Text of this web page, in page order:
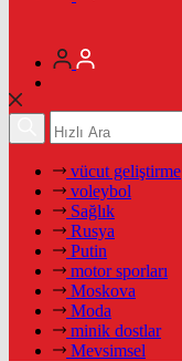
vücut geliştirme
voleybol
Sağlık
Rusya
Putin
motor sporları
Moskova
Moda
minik dostlar
Mevsimsel